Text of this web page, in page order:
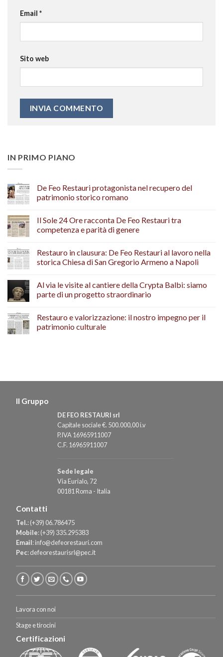
Email *
Sito web
IN PRIMO PIANO
De Feo Restauri protagonista nel recupero del
patrimonio storico romano
Il Sole 24 Ore racconta De Feo Restauri tra
competenza e parità di genere
Restauro in clausura: De Feo Restauri al lavoro nella
storica Chiesa di San Gregorio Armeno a Napoli
Al via le visite al cantiere della Crypta Balbi: siamo
parte di un progetto straordinario
Restauro e valorizzazione: il nostro impegno per il
patrimonio culturale
Il Gruppo
DE FEO RESTAURI srl
Capitale sociale €. 500.000,00 i.v
P.IVA 16965911007
C.F. 16965911007
Sede legale
Via Eurialo, 72
00181 Roma - Italia
Contatti
Tel.:(+39) 06.786475
Mobile:(+39) 335.295383
Email:info@defeorestauri.com
Pec:defeorestaurisrl@pec.it
Lavora con noi
Stage e tirocini
Certificazioni